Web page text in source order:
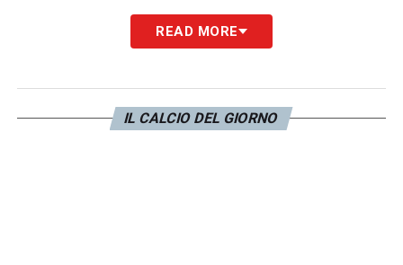
ora sono felice che questo sia accaduto.
Lazio? Una gara difficile, ma la stiamo
LA PLAYLIST DELLE NOSTRE TOP NEWS
READ MORE
IL CALCIO DEL GIORNO